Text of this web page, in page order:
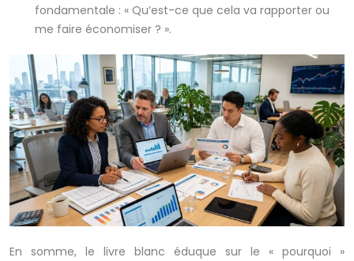
fondamentale : « Qu’est-ce que cela va rapporter ou
me faire économiser ? ».
En somme, le livre blanc éduque sur le « pourquoi »